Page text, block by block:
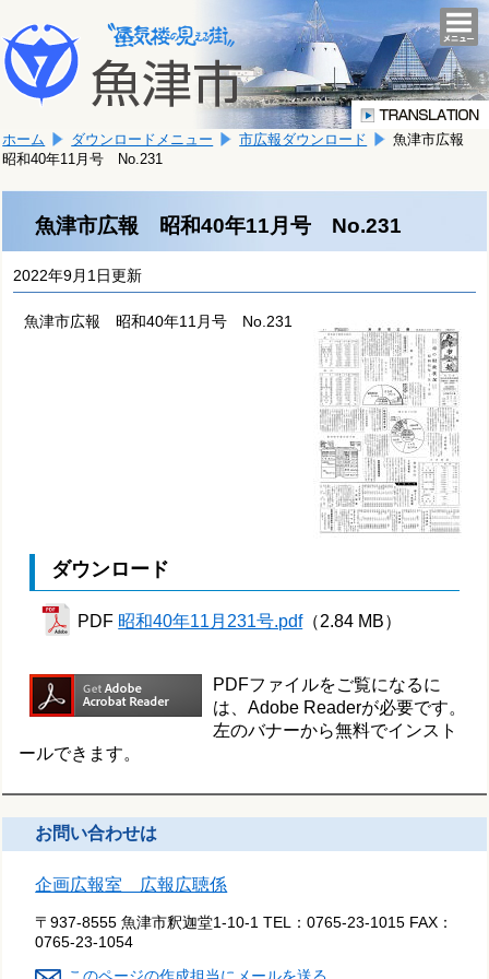
文
へ
移
ま
す。
こ
か
文
で
す。
ホーム ダウンロードメニュー 市広報ダウンロード
魚津市広報
昭和40年11月号 No.231
魚津市広報 昭和40年11月号 No.231
2022年9月1日更新
魚津市広報 昭和40年11月号 No.231
ダウンロード
PDF 昭和40年11月231号.pdf（2.84 MB）
PDFファイルをご覧になるに
は、Adobe Readerが必要です。
左のバナーから無料でインスト
ールできます。
お問い合わせは
企画広報室 広報広聴係
〒937-8555 魚津市釈迦堂1-10-1 TEL：0765-23-1015 FAX：
0765-23-1054